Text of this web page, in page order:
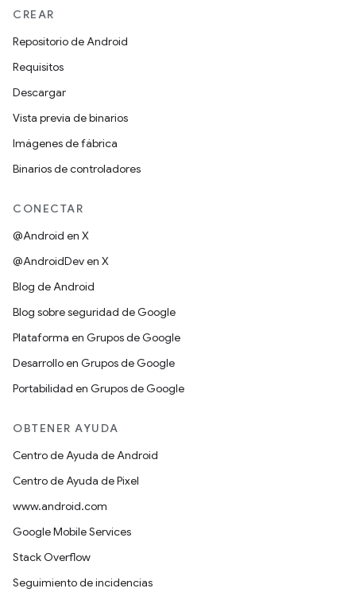
CREAR
Repositorio de Android
Requisitos
Descargar
Vista previa de binarios
Imágenes de fábrica
Binarios de controladores
CONECTAR
@Android en X
@AndroidDev en X
Blog de Android
Blog sobre seguridad de Google
Plataforma en Grupos de Google
Desarrollo en Grupos de Google
Portabilidad en Grupos de Google
OBTENER AYUDA
Centro de Ayuda de Android
Centro de Ayuda de Pixel
www.android.com
Google Mobile Services
Stack Overflow
Seguimiento de incidencias